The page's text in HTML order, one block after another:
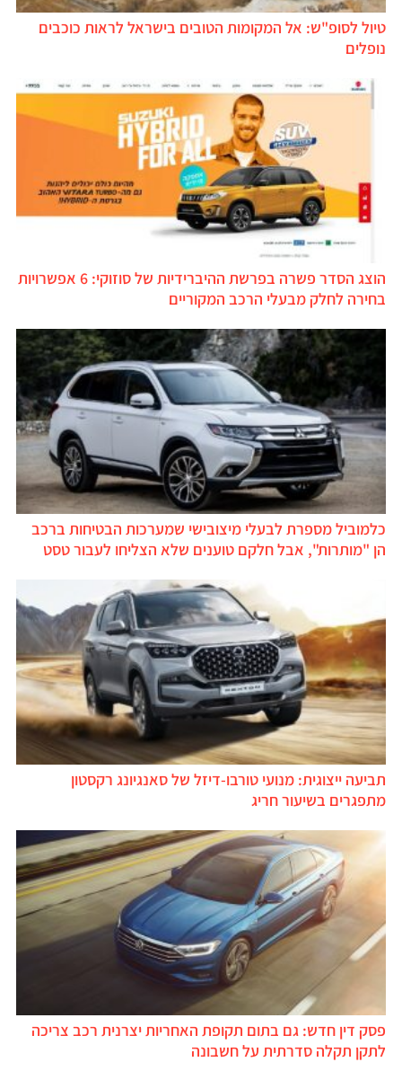
טיול לסופ"ש: אל המקומות הטובים בישראל לראות כוכבים
נופלים
הוצג הסדר פשרה בפרשת ההיברידיות של סוזוקי: 6 אפשרויות
בחירה לחלק מבעלי הרכב המקוריים
כלמוביל מספרת לבעלי מיצובישי שמערכות הבטיחות ברכב
הן "מותרות", אבל חלקם טוענים שלא הצליחו לעבור טסט
תביעה ייצוגית: מנועי טורבו-דיזל של סאנגיונג רקסטון
מתפגרים בשיעור חריג
פסק דין חדש: גם בתום תקופת האחריות יצרנית רכב צריכה
לתקן תקלה סדרתית על חשבונה